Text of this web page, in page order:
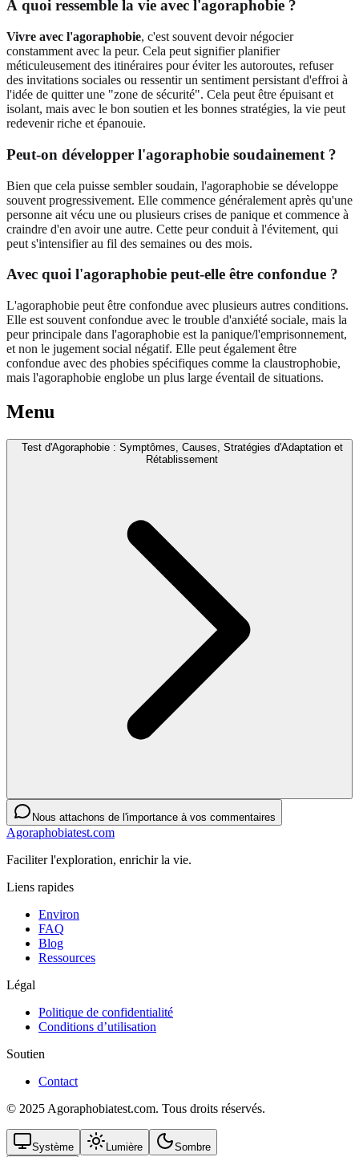
À quoi ressemble la vie avec l'agoraphobie ?
Vivre avec l'agoraphobie, c'est souvent devoir négocier
constamment avec la peur. Cela peut signifier planifier
méticuleusement des itinéraires pour éviter les autoroutes, refuser
des invitations sociales ou ressentir un sentiment persistant d'effroi à
l'idée de quitter une "zone de sécurité". Cela peut être épuisant et
isolant, mais avec le bon soutien et les bonnes stratégies, la vie peut
redevenir riche et épanouie.
Peut-on développer l'agoraphobie soudainement ?
Bien que cela puisse sembler soudain, l'agoraphobie se développe
souvent progressivement. Elle commence généralement après qu'une
personne ait vécu une ou plusieurs crises de panique et commence à
craindre d'en avoir une autre. Cette peur conduit à l'évitement, qui
peut s'intensifier au fil des semaines ou des mois.
Avec quoi l'agoraphobie peut-elle être confondue ?
L'agoraphobie peut être confondue avec plusieurs autres conditions.
Elle est souvent confondue avec le trouble d'anxiété sociale, mais la
peur principale dans l'agoraphobie est la panique/l'emprisonnement,
et non le jugement social négatif. Elle peut également être
confondue avec des phobies spécifiques comme la claustrophobie,
mais l'agoraphobie englobe un plus large éventail de situations.
Menu
Test d'Agoraphobie : Symptômes, Causes, Stratégies d'Adaptation et
Rétablissement
Nous attachons de l'importance à vos commentaires
Agoraphobiatest.com
Faciliter l'exploration, enrichir la vie.
Liens rapides
Environ
FAQ
Blog
Ressources
Légal
Politique de confidentialité
Conditions d’utilisation
Soutien
Contact
© 2025 Agoraphobiatest.com. Tous droits réservés.
Système Lumière Sombre